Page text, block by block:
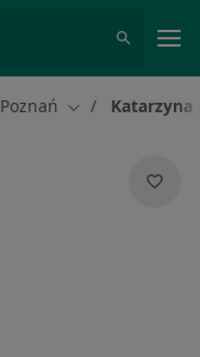
Poznań Zmień miasto
Katarzyna